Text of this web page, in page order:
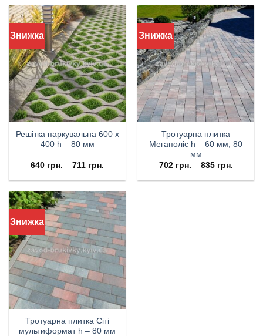
Знижка
Решітка паркувальна 600 х
400 h – 80 мм
640 грн. – 711 грн.
Знижка
Тротуарна плитка
Мегаполіс h – 60 мм, 80
мм
702 грн. – 835 грн.
Знижка
Тротуарна плитка Сіті
мультиформат h – 80 мм